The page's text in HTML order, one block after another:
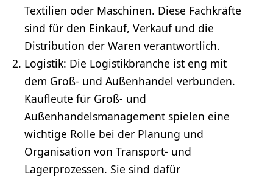
Textilien oder Maschinen. Diese Fachkräfte
sind für den Einkauf, Verkaufund die
Distribution der Waren verantwortlich.
Logistik: Die Logistikbranche ist eng mit
dem Groß- und Außenhandel verbunden.
Kaufleute für Groß- und
Außenhandelsmanagement spielen eine
wichtige Rolle bei der Planung und
Organisation von Transport- und
Lagerprozessen. Sie sind dafür